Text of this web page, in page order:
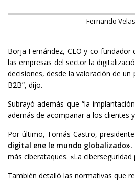
Fernando
Borja Fernández, CEO y co-
las empresas del sector la
decisiones, desde la valoración de
B2B”, dijo.
Subrayó además que “la
además de acompañar a los clientes
Por último, Tomás Castro,
digital ene le mundo globalizado».
más ciberataques. «La
También detalló las normativas que